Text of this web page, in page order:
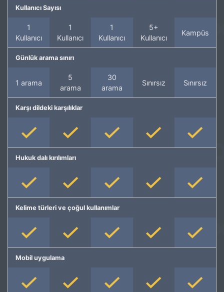
Kullanıcı Sayısı
1
Kullanıcı
1
Kullanıcı
1
Kullanıcı
5+
Kullanıcı
Kampüs
Günlük arama sınırı
1 arama
5
arama
30
arama
Sınırsız Sınırsız
Karşı dildeki karşılıklar
Hukuk dalı kırılımları
Kelime türleri ve çoğul kullanımlar
Mobil uygulama